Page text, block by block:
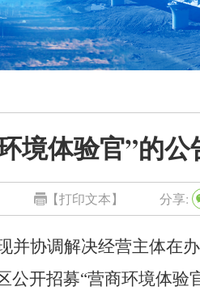
境体验官”的公
【打印文本】 分享:
并协调解决经营主体在
公开招募“营商环境体验